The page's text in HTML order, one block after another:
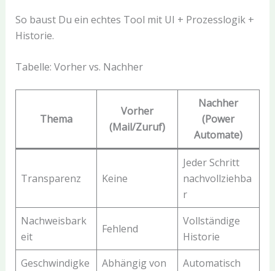
So baust Du ein echtes Tool mit UI + Prozesslogik +
Historie.
Tabelle: Vorher vs. Nachher
Thema
Vorher
(Mail/Zuruf)
Nachher
(Power
Automate)
Transparenz Keine
Jeder Schritt
nachvollziehba
r
Nachweisbark
eit
Fehlend
Vollständige
Historie
Geschwindigke
Abhängig von
Automatisch